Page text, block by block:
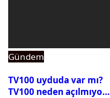
Gündem
TV100 uyduda var mı?
TV100 neden açılmıyor?